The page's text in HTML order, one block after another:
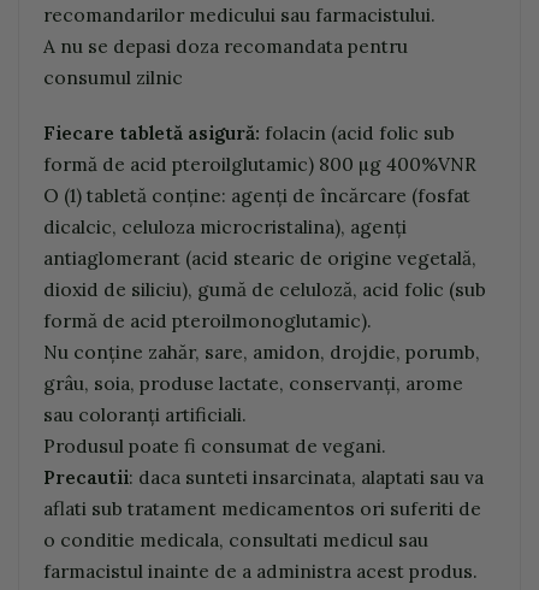
recomandarilor medicului sau farmacistului.
A nu se depasi doza recomandata pentru
consumul zilnic
Fiecare tabletă asigură: folacin (acid folic sub
formă de acid pteroilglutamic) 800 µg 400%VNR
O (1) tabletă conține: agenți de încărcare (fosfat
dicalcic, celuloza microcristalina), agenți
antiaglomerant (acid stearic de origine vegetală,
dioxid de siliciu), gumă de celuloză, acid folic (sub
formă de acid pteroilmonoglutamic).
Nu conține zahăr, sare, amidon, drojdie, porumb,
grâu, soia, produse lactate, conservanți, arome
sau coloranți artificiali.
Produsul poate fi consumat de vegani.
Precautii: daca sunteti insarcinata, alaptati sau va
aflati sub tratament medicamentos ori suferiti de
o conditie medicala, consultati medicul sau
farmacistul inainte de a administra acest produs.